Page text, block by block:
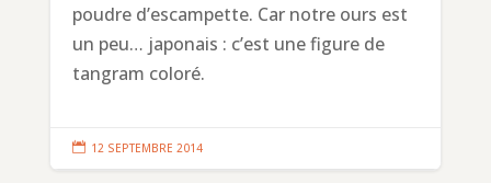
poudre d’escampette. Car notre ours est
un peu… japonais : c’est une figure de
tangram coloré.
 12 SEPTEMBRE 2014